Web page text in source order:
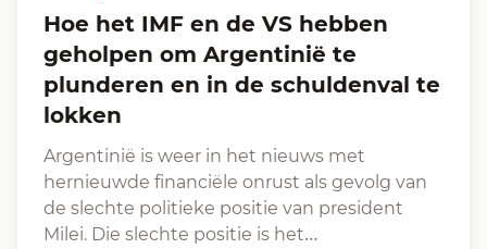
Hoe het IMF en de VS hebben
geholpen om Argentinië te
plunderen en in de schuldenval te
lokken
Argentinië is weer in het nieuws met
hernieuwde financiële onrust als gevolg van
de slechte politieke positie van president
Milei. Die slechte positie is het…